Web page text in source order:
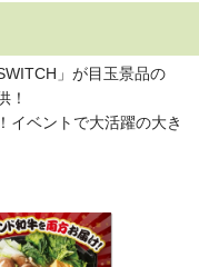
」が目玉景品の
！
イベントで大活躍の大き